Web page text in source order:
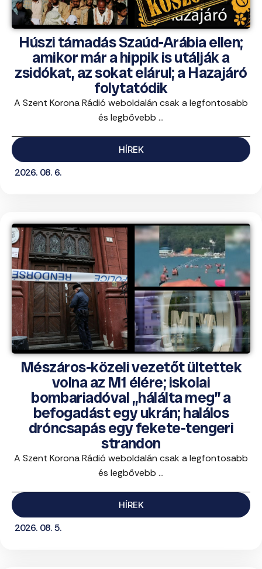
Húszi támadás Szaúd-Arábia ellen;
amikor már a hippik is utálják a
zsidókat, az sokat elárul; a Hazajáró
folytatódik
A Szent Korona Rádió weboldalán csak a legfontosabb
és legbővebb ...
HÍREK
2026. 08. 6.
Mészáros-közeli vezetőt ültettek
volna az M1 élére; iskolai
bombariadóval „hálálta meg” a
befogadást egy ukrán; halálos
dróncsapás egy fekete-tengeri
strandon
A Szent Korona Rádió weboldalán csak a legfontosabb
és legbővebb ...
HÍREK
2026. 08. 5.